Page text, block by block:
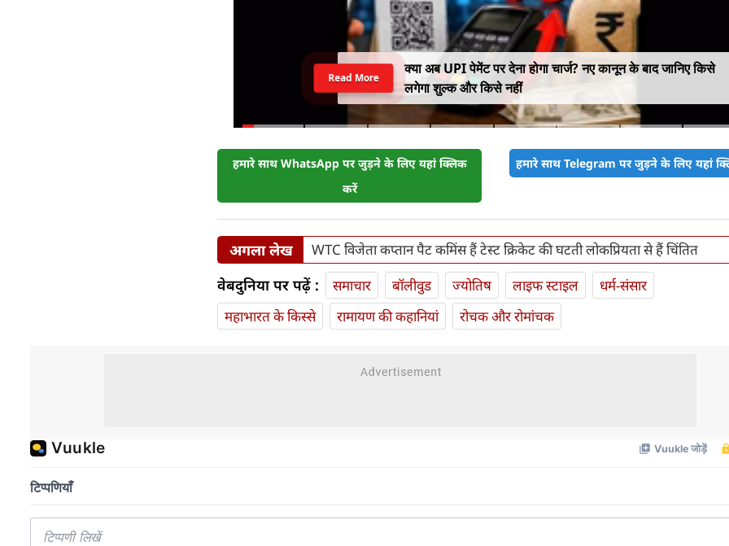
क्या अब UPI पेमेंट पर देना होगा चार्ज? नए कानून के बाद जानिए किसे
लगेगा शुल्क और किसे नहीं
Read More
हमारे साथ WhatsApp पर जुड़ने के लिए यहां क्लिक
करें
हमारे साथ Telegram पर जुड़ने के लिए यहां
अगला लेख WTC विजेता कप्तान पैट कमिंस हैं टेस्ट क्रिकेट की घटती लोकप्रियता से हैं चिंतित
वेबदुनिया पर पढ़ें : समाचार बॉलीवुड ज्योतिष लाइफ स्‍टाइल
धर्म-संसार
महाभारत के किस्से
रामायण की कहानियां रोचक और रोमांचक